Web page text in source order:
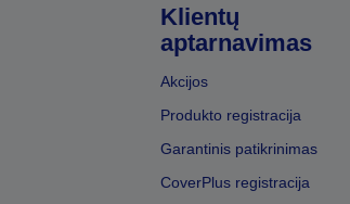
Klientų
aptarnavimas
Akcijos
Produkto registracija
Garantinis patikrinimas
CoverPlus registracija